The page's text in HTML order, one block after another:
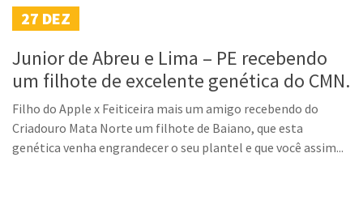
27 DEZ
Junior de Abreu e Lima – PE recebendo
um filhote de excelente genética do CMN.
Filho do Apple x Feiticeira mais um amigo recebendo do
Criadouro Mata Norte um filhote de Baiano, que esta
genética venha engrandecer o seu plantel e que você assim...